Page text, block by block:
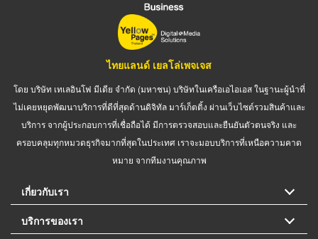
ไทยแลนด์ เยลโล่เพจเจส
โดย บริษัท เทเลอินโฟ มีเดีย จำกัด (มหาชน) บริษัทในเครือเอไอเอส ในฐานะผู้นำที่
ไม่เคยหยุดพัฒนาบริการที่ดีที่สุดด้านดิจิทัล มาร์เก็ตติ้ง ผ่านเว็บไซต์รวมสินค้าและ
บริการ จากผู้ประกอบการที่เชื่อถือได้ มีการตรวจสอบและยืนยันตัวตนจริง และ
ครอบคลุมทุกหมวดธุรกิจมากที่สุดในประเทศ เราจะมอบบริการที่เหนือความคาด
หมาย จากทีมงานคุณภาพ
เกี่ยวกับเรา
บริการของเรา